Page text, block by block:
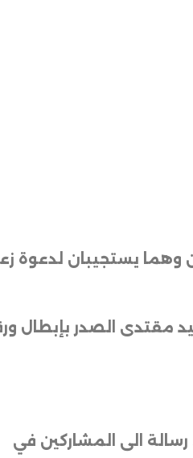
وهما يستجيبان لدعوة
مقتدى الصدر بإبطال
الى المشاركين في